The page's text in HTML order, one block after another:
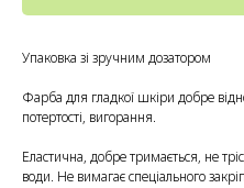
Упаковка зі зручним дозатором
Фарба для гладкої шкіри добре
потертості, вигорання.
Еластична, добре тримається, не
води. Не вимагає спеціального